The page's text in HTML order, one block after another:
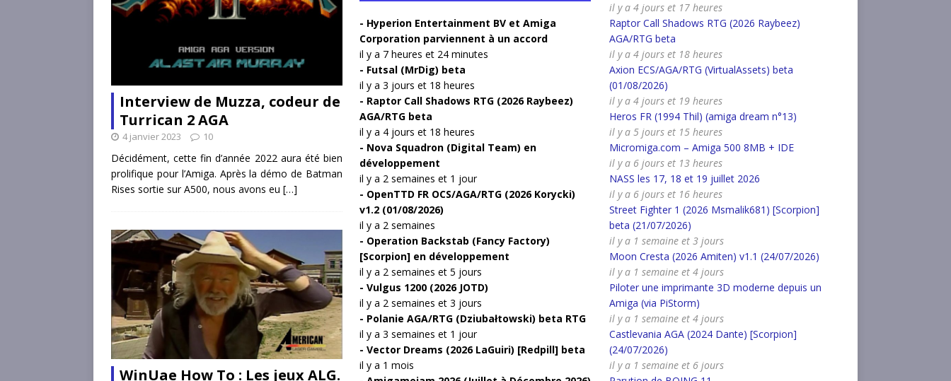
Interview de Muzza, codeur de
Turrican 2 AGA
4 janvier 2023 10
Décidément, cette fin d’année 2022 aura été bien
prolifique pour l’Amiga. Après la démo de Batman
Rises sortie sur A500, nous avons eu […]
WinUae How To : Les jeux ALG.
Hyperion Entertainment BV et Amiga
Corporation parviennent à un accord
il y a 7 heures et 24 minutes
Futsal (MrDig) beta
il y a 3 jours et 18 heures
Raptor Call Shadows RTG (2026 Raybeez)
AGA/RTG beta
il y a 4 jours et 18 heures
Nova Squadron (Digital Team) en
développement
il y a 2 semaines et 1 jour
OpenTTD FR OCS/AGA/RTG (2026 Korycki)
v1.2 (01/08/2026)
il y a 2 semaines
Operation Backstab (Fancy Factory)
[Scorpion] en développement
il y a 2 semaines et 5 jours
Vulgus 1200 (2026 JOTD)
il y a 2 semaines et 3 jours
Polanie AGA/RTG (Dziubałtowski) beta RTG
il y a 3 semaines et 1 jour
Vector Dreams (2026 LaGuiri) [Redpill] beta
il y a 1 mois
il y a 4 jours et 17 heures
Raptor Call Shadows RTG (2026 Raybeez)
AGA/RTG beta
il y a 4 jours et 18 heures
Axion ECS/AGA/RTG (VirtualAssets) beta
(01/08/2026)
il y a 4 jours et 19 heures
Heros FR (1994 Thil) (amiga dream n°13)
il y a 5 jours et 15 heures
Micromiga.com – Amiga 500 8MB + IDE
il y a 6 jours et 13 heures
NASS les 17, 18 et 19 juillet 2026
il y a 6 jours et 16 heures
Street Fighter 1 (2026 Msmalik681) [Scorpion]
beta (21/07/2026)
il y a 1 semaine et 3 jours
Moon Cresta (2026 Amiten) v1.1 (24/07/2026)
il y a 1 semaine et 4 jours
Piloter une imprimante 3D moderne depuis un
Amiga (via PiStorm)
il y a 1 semaine et 4 jours
Castlevania AGA (2024 Dante) [Scorpion]
(24/07/2026)
il y a 1 semaine et 6 jours